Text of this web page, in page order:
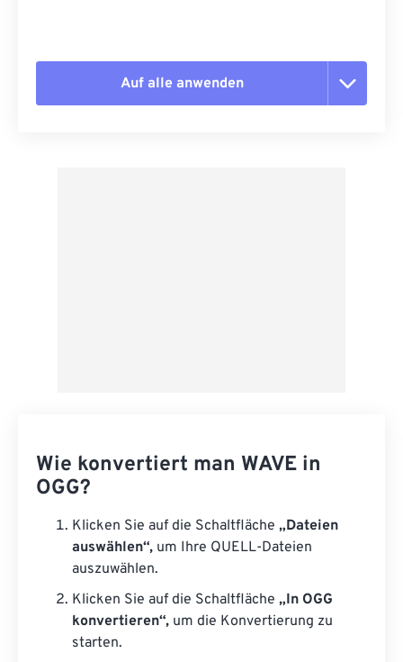
Auf alle anwenden
Wie konvertiert man WAVE in
OGG?
Klicken Sie auf die Schaltfläche „Dateien
auswählen“, um Ihre QUELL-Dateien
auszuwählen.
Klicken Sie auf die Schaltfläche „In OGG
konvertieren“, um die Konvertierung zu
starten.